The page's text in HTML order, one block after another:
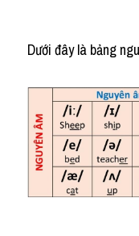
Dưới đây là bảng